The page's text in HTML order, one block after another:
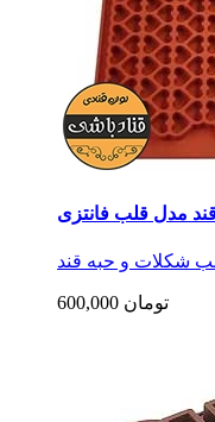
مدل قلب فانتزی
شکلات و حبه قند
600,000 تومان